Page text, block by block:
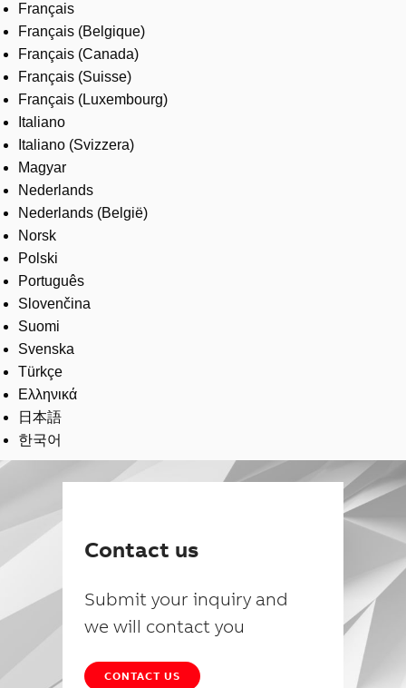
Français
Français (Belgique)
Français (Canada)
Français (Suisse)
Français (Luxembourg)
Italiano
Italiano (Svizzera)
Magyar
Nederlands
Nederlands (België)
Norsk
Polski
Português
Slovenčina
Suomi
Svenska
Türkçe
Ελληνικά
日本語
한국어
Contact us
Submit your inquiry and
we will contact you
CONTACT US